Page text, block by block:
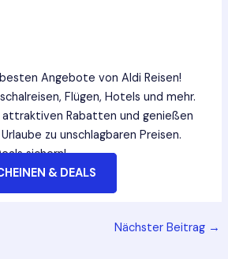
Angebote von Aldi Reisen!
Flügen, Hotels und mehr.
Rabatten und genießen
zu unschlagbaren Preisen.
sichern!
& DEALS
Nächster Beitrag →